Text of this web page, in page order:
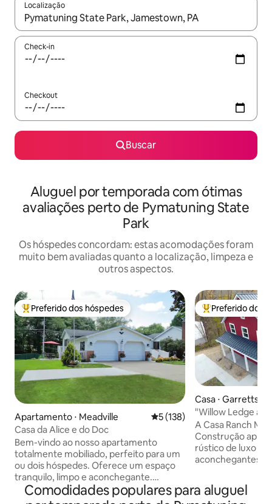
Localização
Quando os resultados estiverem disponíveis, explore-os
Check-in
Checkout
Buscar
Aluguel por temporada com ótimas
avaliações perto de Pymatuning State
Park
Os hóspedes concordam: estas acomodações foram
muito bem avaliadas quanto a localização, limpeza e
outros aspectos.
Entre os melhores preferidos dos hóspedes
Preferido dos hóspedes
Apartamento ⋅ Meadville 5 de uma avaliação média de
5 (138)
Casa da Alice e do Doc
Bem-vindo ao nosso apartamento
totalmente mobiliado, perfeito para um
ou dois hóspedes. Oferece um espaço
tranquilo, limpo e aconchegante.
Oferecemos uma cama king size
confortável. O banheiro tem recursos
Entre os
Preferido dos
Casa ⋅
"Willow Ledge at
banheira de
A Casa Ranch
Construção
rústico de luxo
aconchegantes e
por você com
com vista para a
Comodidades populares para aluguel